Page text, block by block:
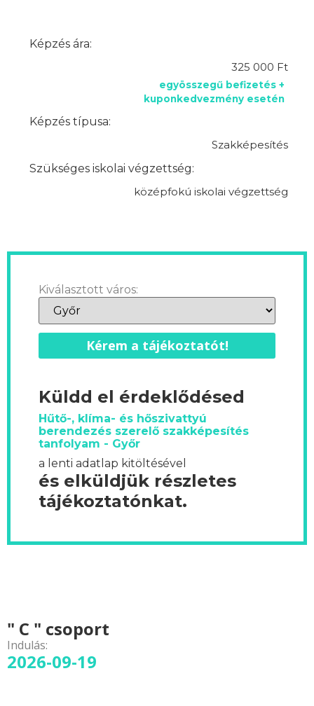
Képzés ára:
325 000 Ft
egyösszegű befizetés +
kuponkedvezmény esetén
Képzés típusa:
Szakképesítés
Szükséges iskolai végzettség:
középfokú iskolai végzettség
Kiválasztott város:
Kérem a tájékoztatót!
Küldd el érdeklődésed
Hűtő-, klíma- és hőszivattyú
berendezés szerelő szakképesítés
tanfolyam - Győr
a lenti adatlap kitöltésével
és elküldjük részletes
tájékoztatónkat.
" C " csoport
Indulás:
2026-09-19